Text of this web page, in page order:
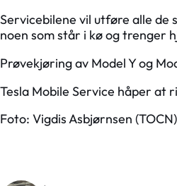
Servicebilene vil utføre alle
noen som står i kø og trenger
Prøvekjøring av Model Y og
Tesla Mobile Service håper at
Foto: Vigdis Asbjørnsen (TOCN)